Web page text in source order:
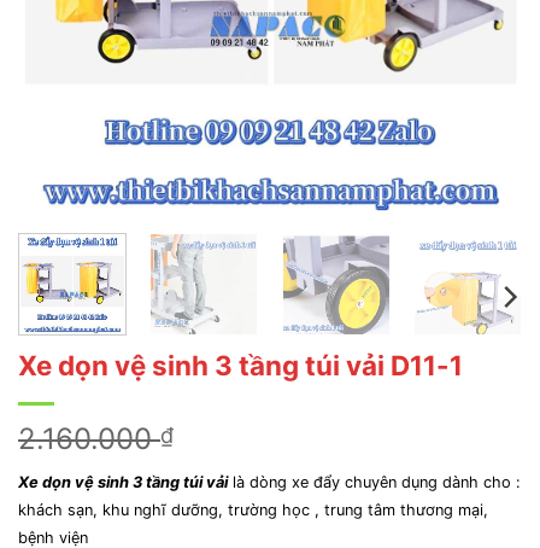
Xe dọn vệ sinh 3 tầng túi vải D11-1
2.160.000₫
gốc
là:
2.160.000 ₫.
hiện
tại
là:
Xe dọn vệ sinh 3 tầng túi vảilà dòng xe đẩy chuyên dụng dành cho :
khách sạn, khu nghĩ dưỡng, trường học , trung tâm thương mại,
bệnh viện